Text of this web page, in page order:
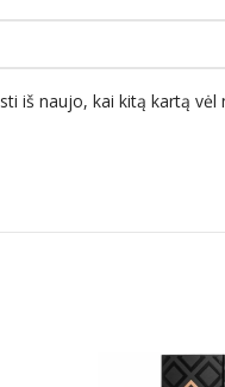
iš naujo, kai kitą kartą